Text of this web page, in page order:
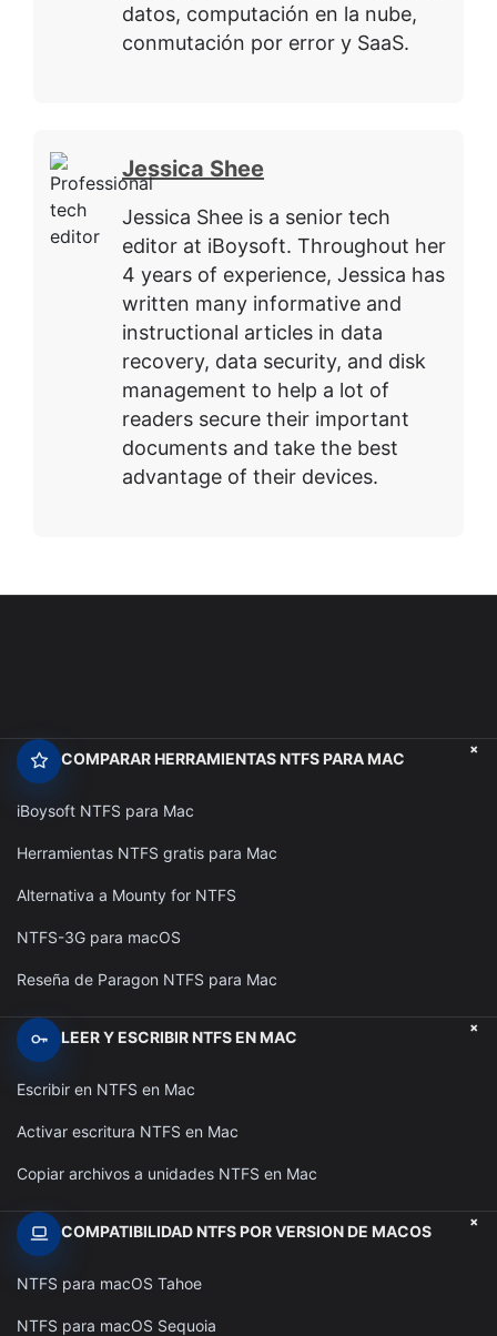
datos, computación en la nube,
conmutación por error y SaaS.
Jessica Shee
Jessica Shee is a senior tech
editor at iBoysoft. Throughout her
4 years of experience, Jessica has
written many informative and
instructional articles in data
recovery, data security, and disk
management to help a lot of
readers secure their important
documents and take the best
advantage of their devices.
COMPARAR HERRAMIENTAS NTFS PARA MAC +
iBoysoft NTFS para Mac
Herramientas NTFS gratis para Mac
Alternativa a Mounty for NTFS
NTFS-3G para macOS
Reseña de Paragon NTFS para Mac
LEER Y ESCRIBIR NTFS EN MAC +
Escribir en NTFS en Mac
Activar escritura NTFS en Mac
Copiar archivos a unidades NTFS en Mac
COMPATIBILIDAD NTFS POR VERSION DE MACOS +
NTFS para macOS Tahoe
NTFS para macOS Sequoia